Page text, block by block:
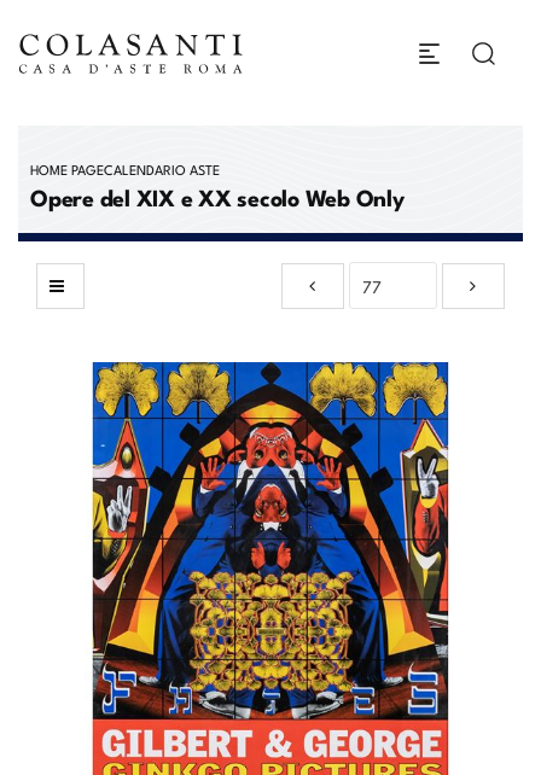
HOME PAGECALENDARIO ASTE
Opere del XIX e XX secolo Web Only